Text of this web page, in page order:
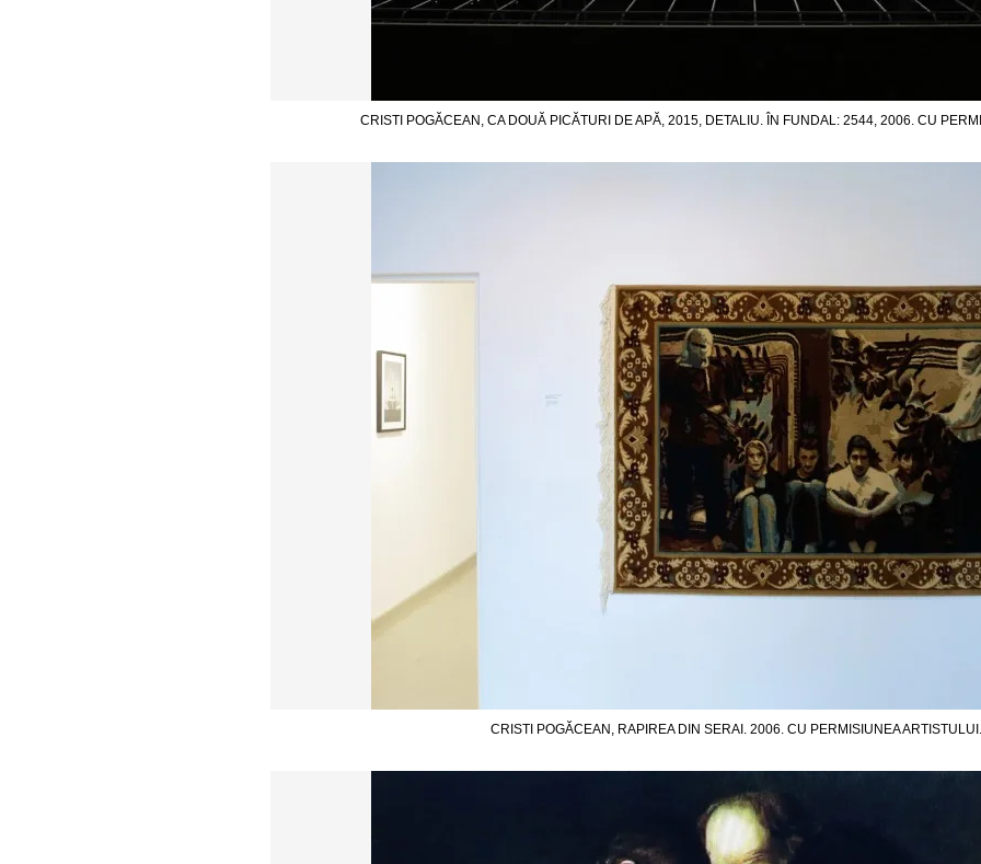
CRISTI POGĂCEAN, CA DOUĂ PICĂTURI DE APĂ, 2015, DETALIU. ÎN FUNDAL: 2544, 2006. CU
CRISTI POGĂCEAN, RAPIREA DIN SERAI. 2006. CU PERMISIUNEA ARTISTULUI.